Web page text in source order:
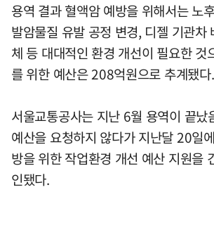
용역 결과 혈액암 예방을 위해서는 노
발암물질 유발 공정 변경, 디젤 기관차
체 등 대대적인 환경 개선이 필요한 것
를 위한 예산은 208억원으로 추계됐다.
서울교통공사는 지난 6월 용역이 끝났
예산을 요청하지 않다가 지난달 20일
방을 위한 작업환경 개선 예산 지원을
인됐다.